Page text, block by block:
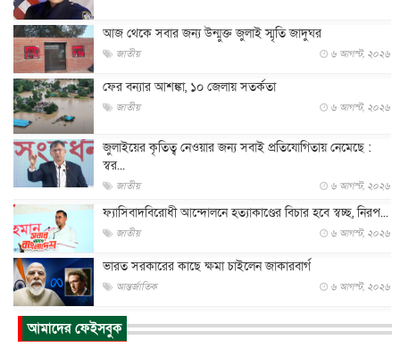
আজ থেকে সবার জন্য উন্মুক্ত জুলাই স্মৃতি জাদুঘর
জাতীয় ৬ আগস্ট, ২০২৬
ফের বন্যার আশঙ্কা, ১০ জেলায় সতর্কতা
জাতীয় ৬ আগস্ট, ২০২৬
জুলাইয়ের কৃতিত্ব নেওয়ার জন্য সবাই প্রতিযোগিতায় নেমেছে :
স্বর...
জাতীয় ৬ আগস্ট, ২০২৬
ফ্যাসিবাদবিরোধী আন্দোলনে হত্যাকাণ্ডের বিচার হবে স্বচ্ছ, নিরপ...
জাতীয় ৬ আগস্ট, ২০২৬
ভারত সরকারের কাছে ক্ষমা চাইলেন জাকারবার্গ
আন্তর্জাতিক ৬ আগস্ট, ২০২৬
আকাশে ট্রাম্পের হেলিকপ্টার ও যাত্রীবাহী বিমান মুখোমুখি, তদন্...
আন্তর্জাতিক
আমাদের ফেইসবুক